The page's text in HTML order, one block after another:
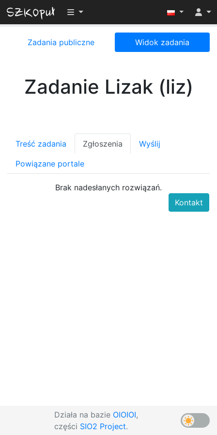
Przełącz widoczność menu
Zadania publiczne Widok zadania
Zadanie Lizak (liz)
Treść zadania Zgłoszenia Wyślij
Powiązane portale
Brak nadesłanych rozwiązań.
Działa na bazie OIOIOI,
części SIO2 Project.
Kontakt